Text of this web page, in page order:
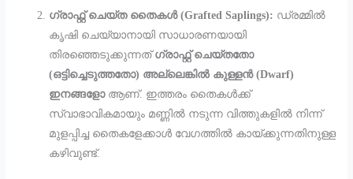
ഗ്രാഫ്റ്റ് ചെയ്ത തൈകൾ (Grafted Saplings): ഡ്രമ്മിൽ
കൃഷി ചെയ്യാനായി സാധാരണയായി
തിരഞ്ഞെടുക്കുന്നത്ഗ്രാഫ്റ്റ് ചെയ്തതോ
(ഒട്ടിച്ചെടുത്തതോ) അല്ലെങ്കിൽ കുള്ളൻ (Dwarf)
ഇനങ്ങളോആണ്. ഇത്തരം തൈകൾക്ക്
സ്വാഭാവികമായും മണ്ണിൽ നടുന്ന വിത്തുകളിൽ നിന്ന്
മുളപ്പിച്ച തൈകളേക്കാൾ വേഗത്തിൽ കായ്ക്കുന്നതിനുള്ള
കഴിവുണ്ട്.